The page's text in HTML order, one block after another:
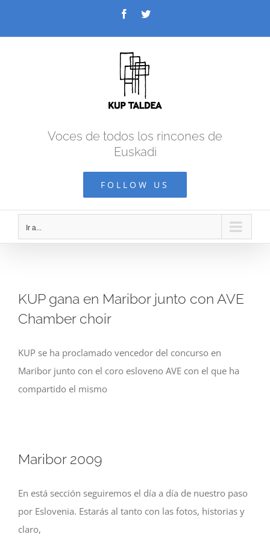
FacebookTwitter
Voces de todos los rincones de
Euskadi
FOLLOW US
Ir a...
KUP gana en Maribor junto con AVE
Chamber choir
KUP se ha proclamado vencedor del concurso en
Maribor junto con el coro esloveno AVE con el que ha
compartido el mismo
Maribor 2009
En está sección seguiremos el día a día de nuestro paso
por Eslovenia. Estarás al tanto con las fotos, historias y
claro,